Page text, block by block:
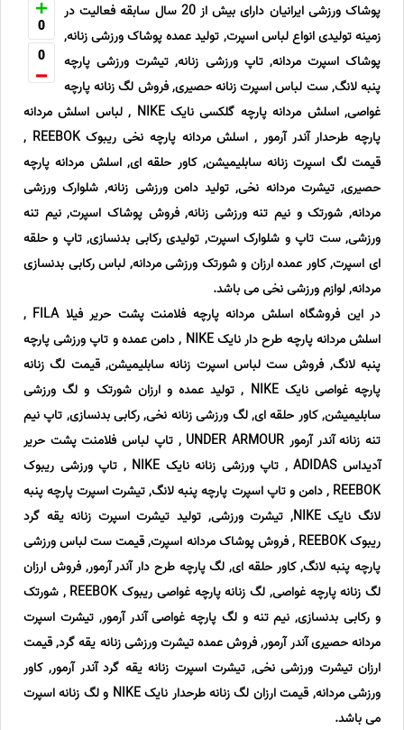
0
0
پوشاک ورزشی ایرانیان دارای بیش از 20 سال سابقه فعالیت در
زمینه تولیدی انواع لباس اسپرت, تولید عمده پوشاک ورزشی زنانه,
پوشاک اسپرت مردانه, تاپ ورزشی زنانه, تیشرت ورزشی پارچه
پنبه لانگ, ست لباس اسپرت زنانه حصیری, فروش لگ زنانه پارچه
غواصی, اسلش مردانه پارچه گلکسی نایک NIKE , لباس اسلش مردانه
پارچه طرحدار آندر آرمور , اسلش مردانه پارچه نخی ریبوک REEBOK ,
قیمت لگ اسپرت زنانه سابلیمیشن, کاور حلقه ای, اسلش مردانه پارچه
حصیری, تیشرت مردانه نخی, تولید دامن ورزشی زنانه, شلوارک ورزشی
مردانه, شورتک و نیم تنه ورزشی زنانه, فروش پوشاک اسپرت, نیم تنه
ورزشی, ست تاپ و شلوارک اسپرت, تولیدی رکابی بدنسازی, تاپ و حلقه
ای اسپرت, کاور عمده ارزان و شورتک ورزشی مردانه, لباس رکابی بدنسازی
مردانه, لوازم ورزشی نخی می باشد.
در این فروشگاه اسلش مردانه پارچه فلامنت پشت حریر فیلا FILA ,
اسلش مردانه پارچه طرح دار نایک NIKE , دامن عمده و تاپ ورزشی پارچه
پنبه لانگ, فروش ست لباس اسپرت زنانه سابلیمیشن, قیمت لگ زنانه
پارچه غواصی نایک NIKE , تولید عمده و ارزان شورتک و لگ ورزشی
سابلیمیشن, کاور حلقه ای, لگ ورزشی زنانه نخی, رکابی بدنسازی, تاپ نیم
تنه زنانه آندر آرمور UNDER ARMOUR , تاپ لباس فلامنت پشت حریر
آدیداس ADIDAS , تاپ ورزشی زنانه نایک NIKE , تاپ ورزشی ریبوک
REEBOK , دامن و تاپ اسپرت پارچه پنبه لانگ, تیشرت اسپرت پارچه پنبه
لانگ نایک NIKE, تیشرت ورزشی, تولید تیشرت اسپرت زنانه یقه گرد
ریبوک REEBOK , فروش پوشاک مردانه اسپرت, قیمت ست لباس ورزشی
پارچه پنبه لانگ, کاور حلقه ای, لگ پارچه طرح دار آندر آرمور, فروش ارزان
لگ زنانه پارچه غواصی, لگ زنانه پارچه غواصی ریبوک REEBOK , شورتک
و رکابی بدنسازی, نیم تنه و لگ پارچه غواصی آندر آرمور, تیشرت اسپرت
مردانه حصیری آندر آرمور, فروش عمده تیشرت ورزشی زنانه یقه گرد, قیمت
ارزان تیشرت ورزشی نخی, تیشرت اسپرت زنانه یقه گرد آندر آرمور, کاور
ورزشی مردانه, قیمت ارزان لگ زنانه طرحدار نایک NIKE و لگ زنانه اسپرت
می باشد.